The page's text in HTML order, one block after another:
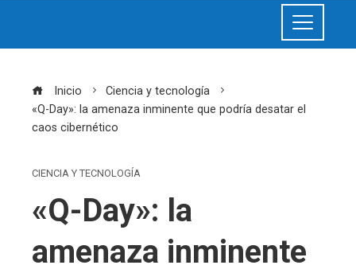
Inicio
Ciencia y tecnología
«Q-Day»: la amenaza inminente que podría desatar el
caos cibernético
CIENCIA Y TECNOLOGÍA
«Q-Day»: la
amenaza inminente